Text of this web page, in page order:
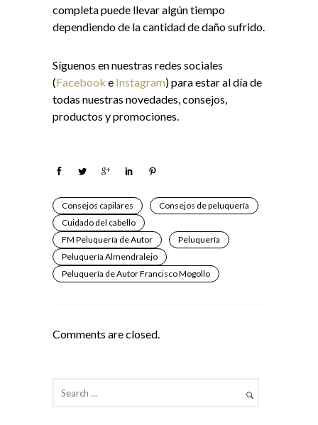
completa puede llevar algún tiempo
dependiendo de la cantidad de daño sufrido.
Síguenos en nuestras redes sociales
(Facebook e Instagram) para estar al día de
todas nuestras novedades, consejos,
productos y promociones.
Consejos capilares
Consejos de peluquería
Cuidado del cabello
FM Peluquería de Autor
Peluquería
Peluquería Almendralejo
Peluquería de Autor Francisco Mogollo
Comments are closed.